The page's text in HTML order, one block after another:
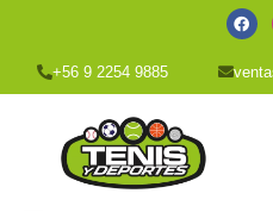
contenido
F
a
c
b
o
+56 9 2254 9885